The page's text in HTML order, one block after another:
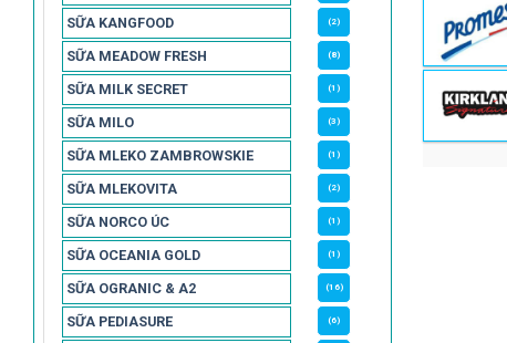
SỮA KANGFOOD (2)
SỮA MEADOW FRESH (8)
SỮA MILK SECRET (1)
SỮA MILO (3)
SỮA MLEKO ZAMBROWSKIE (1)
SỮA MLEKOVITA (2)
SỮA NORCO ÚC (1)
SỮA OCEANIA GOLD (1)
SỮA OGRANIC & A2 (16)
SỮA PEDIASURE (6)